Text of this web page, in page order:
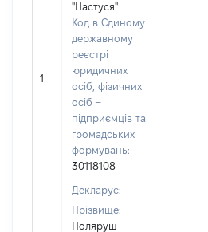
1
"Настуся"
Код в Єдиному
державному
реєстрі
юридичних
осіб, фізичних
осіб –
підприємців та
громадських
формувань:
30118108
Декларує:
Прізвище:
Поляруш